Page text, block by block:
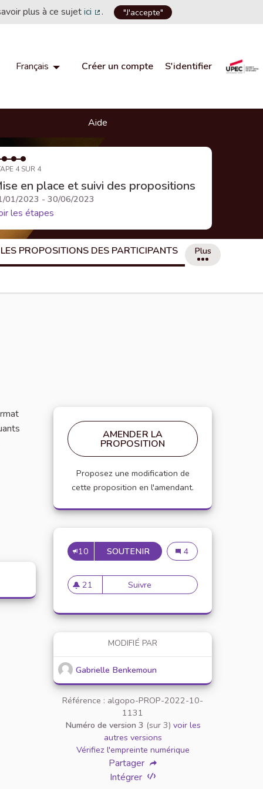
plus à ce sujetici
(Lien externe)
. "J'accepte"
Français Choisir la langueChoose language
Créer un compte S'identifier
Aide
4 SUR 4
en place et suivi des propositions
01/2023 - 30/06/2023
les étapes
LES PROPOSITIONS DES PARTICIPANTS Plus
AMENDER LA
PROPOSITION
Proposez une modification de
cette proposition en l'amendant.
10 SOUTENIRFAVORISER LES COURS
Favoriser les cours en
4
21
21 abonnés
Suivre Favoriser les cours en
MODIFIÉ PAR
Gabrielle Benkemoun
Référence : algopo-PROP-2022-10-
1131
Numéro de version 3 (sur 3) voir les
autres versions
Vérifiez l'empreinte numérique
Partager
Intégrer